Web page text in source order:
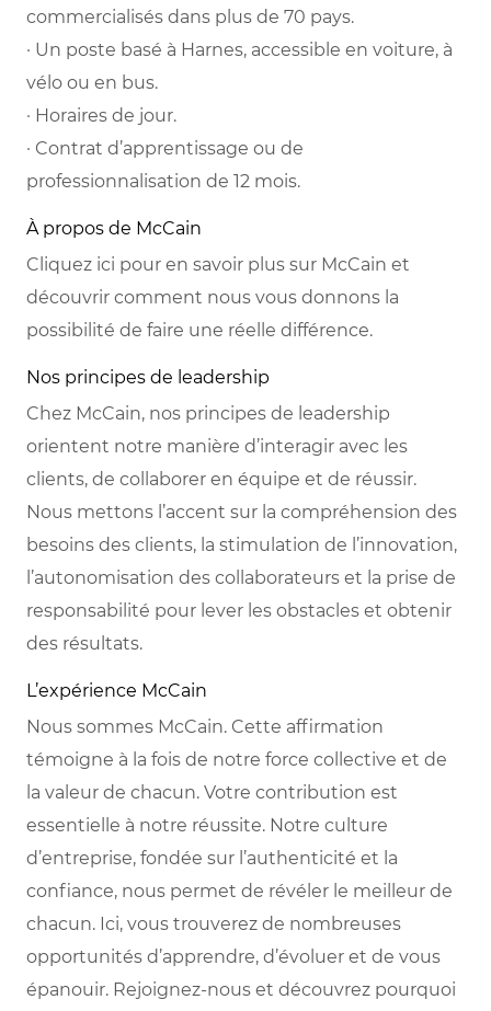
commercialisés dans plus de 70 pays.
· Un poste basé à Harnes, accessible en voiture, à
vélo ou en bus.
· Horaires de jour.
· Contrat d’apprentissage ou de
professionnalisation de 12 mois.
À propos de McCain
Cliquez ici pour en savoir plus sur McCain et
découvrir comment nous vous donnons la
possibilité de faire une réelle différence.
Nos principes de leadership
Chez McCain, nos principes de leadership
orientent notre manière d’interagir avec les
clients, de collaborer en équipe et de réussir.
Nous mettons l’accent sur la compréhension des
besoins des clients, la stimulation de l’innovation,
l’autonomisation des collaborateurs et la prise de
responsabilité pour lever les obstacles et obtenir
des résultats.
L’expérience McCain
Nous sommes McCain. Cette affirmation
témoigne à la fois de notre force collective et de
la valeur de chacun. Votre contribution est
essentielle à notre réussite. Notre culture
d’entreprise, fondée sur l’authenticité et la
confiance, nous permet de révéler le meilleur de
chacun. Ici, vous trouverez de nombreuses
opportunités d’apprendre, d’évoluer et de vous
épanouir. Rejoignez-nous et découvrez pourquoi